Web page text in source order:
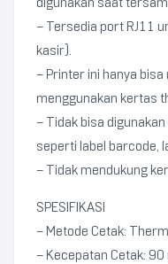
– Tersedia port RJ11
kasir).
– Printer ini hanya
menggunakan kertas
– Tidak bisa
seperti label barcode,
– Tidak mendukung
SPESIFIKASI
– Metode Cetak:
– Kecepatan Cetak: